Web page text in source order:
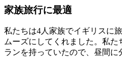
家族旅行に最適
私たちは4人家族でイギリスに
ムーズにしてくれました。私
ランを持っていたので、昼間